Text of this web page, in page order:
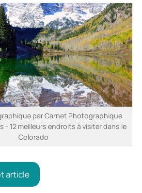
par Carnet Photographique
- 12 meilleurs endroits à visiter dans le
Colorado
article